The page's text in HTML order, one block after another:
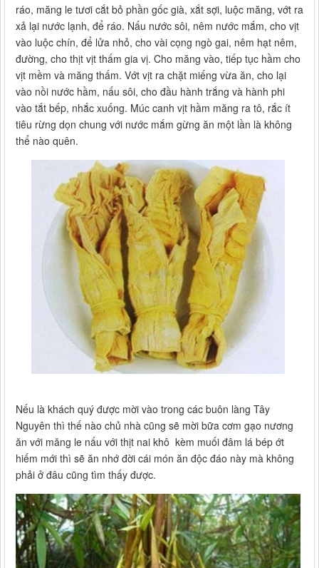
ráo, măng le tươi cắt bỏ phần gốc già, xắt sợi, luộc măng, vớt ra
xả lại nước lạnh, để ráo. Nấu nước sôi, nêm nước mắm, cho vịt
vào luộc chín, để lửa nhỏ, cho vài cọng ngò gai, nêm hạt nêm,
đường, cho thịt vịt thấm gia vị. Cho măng vào, tiếp tục hầm cho
vịt mềm và măng thấm. Vớt vịt ra chặt miếng vừa ăn, cho lại
vào nồi nước hầm, nấu sôi, cho đầu hành trắng và hành phi
vào tắt bếp, nhắc xuống. Múc canh vịt hầm măng ra tô, rắc ít
tiêu rừng dọn chung với nước mắm gừng ăn một lần là không
thể nào quên.
Nếu là khách quý được mời vào trong các buôn làng Tây
Nguyên thì thế nào chủ nhà cũng sẽ mời bữa cơm gạo nương
ăn với măng le nấu với thịt nai khô kèm muối đâm lá bép ớt
hiếm mới thì sẽ ăn nhớ đời cái món ăn độc đáo này mà không
phải ở đâu cũng tìm thấy được.